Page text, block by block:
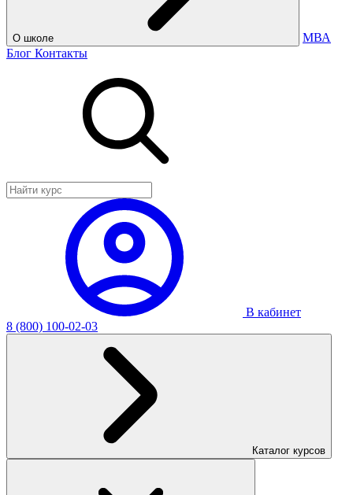
О школе
МВА
Блог Контакты
В кабинет
8 (800) 100-02-03
Каталог курсов